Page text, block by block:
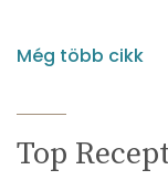
Még több cikk
Top